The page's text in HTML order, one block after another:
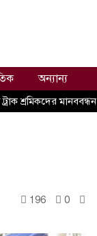
অন্যান্য
শ্রমিকদের মানববন্ধন
196 0